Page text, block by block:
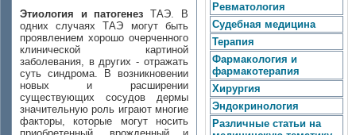
Этиология и патогенез ТАЭ. В
одних случаях ТАЭ могут быть
проявлением хорошо очерченного
клинической картиной
заболевания, в других - отражать
суть синдрома. В возникновении
новых и расширении
существующих сосудов дермы
значительную роль играют многие
факторы, которые могут носить
Ревматология
Судебная медицина
Терапия
Фармакология и
фармакотерапия
Хирургия
Эндокринология
Различные статьи на